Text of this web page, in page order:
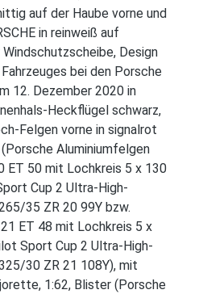
auf der Haube vorne und
in reinweiß auf
Design
bei den Porsche
12. Dezember 2020 in
Heckflügel schwarz,
Felgen vorne in signalrot
Aluminiumfelgen
ET 50 mit Lochkreis 5 x 130
Cup 2 Ultra-High-
35 ZR 20 99Y bzw.
ET 48 mit Lochkreis 5 x
Sport Cup 2 Ultra-High-
30 ZR 21 108Y), mit
1:62, Blister (Porsche